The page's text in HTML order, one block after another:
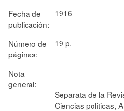
Fecha de
publicación:
1916
Número de
páginas:
19 p.
Nota
general:
Separata de la
Ciencias políticas,